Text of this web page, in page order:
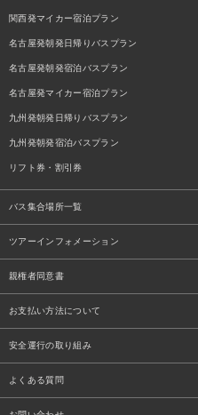
関西発マイカー宿泊プラン
名古屋発朝発日帰りバスプラン
名古屋発朝発宿泊バスプラン
名古屋発マイカー宿泊プラン
九州発朝発日帰りバスプラン
九州発朝発宿泊バスプラン
リフト券・割引券
バス集合場所一覧
ツアーインフォメーション
親権者同意書
お支払い方法について
安全運行の取り組み
よくある質問